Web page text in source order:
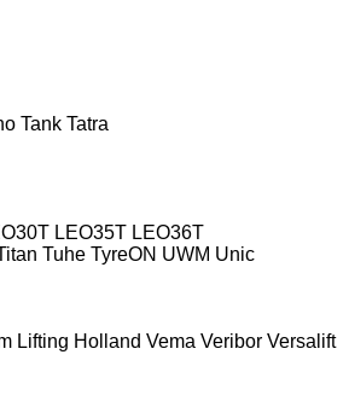
Tank Tatra
LEO35T LEO36T
Tuhe TyreON UWM Unic
Lifting Holland Vema Veribor Versalift